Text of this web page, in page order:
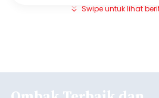
Swipe untuk lihat